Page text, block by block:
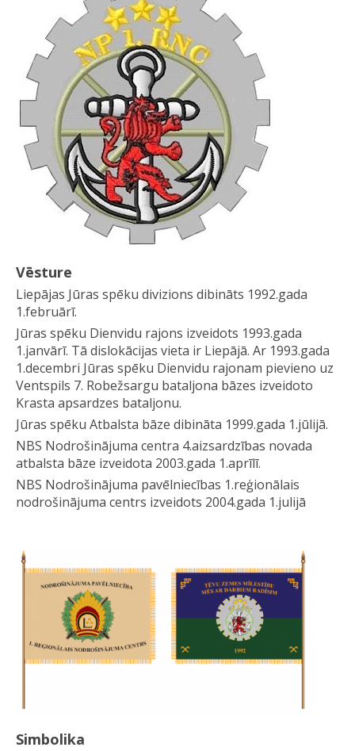
Vēsture
Liepājas Jūras spēku divizions dibināts 1992.gada
1.februārī.
Jūras spēku Dienvidu rajons izveidots 1993.gada
1.janvārī. Tā dislokācijas vieta ir Liepājā. Ar 1993.gada
1.decembri Jūras spēku Dienvidu rajonam pievieno uz
Ventspils 7. Robežsargu bataljona bāzes izveidoto
Krasta apsardzes bataljonu.
Jūras spēku Atbalsta bāze dibināta 1999.gada 1.jūlijā.
NBS Nodrošinājuma centra 4.aizsardzības novada
atbalsta bāze izveidota 2003.gada 1.aprīlī.
NBS Nodrošinājuma pavēlniecības 1.reģionālais
nodrošinājuma centrs izveidots 2004.gada 1.julijā
Simbolika